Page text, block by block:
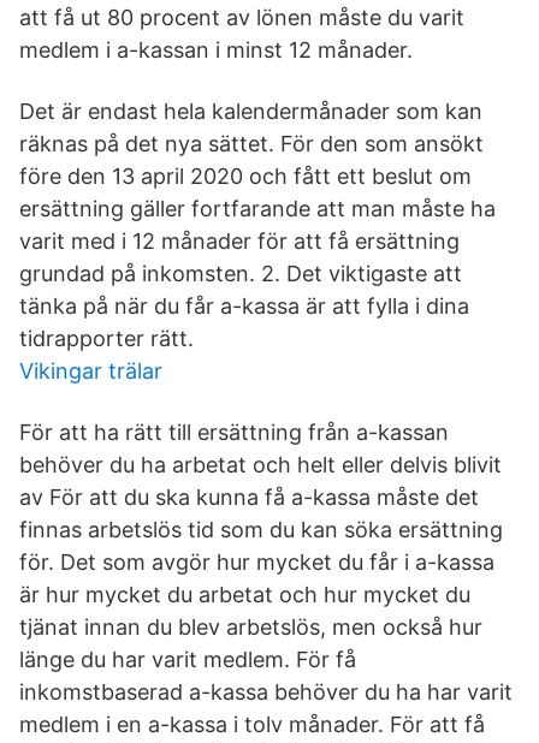
att få ut 80 procent av lönen måste du varit
medlem i a-kassan i minst 12 månader.
Det är endast hela kalendermånader som kan
räknas på det nya sättet. För den som ansökt
före den 13 april 2020 och fått ett beslut om
ersättning gäller fortfarande att man måste ha
varit med i 12 månader för att få ersättning
grundad på inkomsten. 2. Det viktigaste att
tänka på när du får a-kassa är att fylla i dina
tidrapporter rätt.
Vikingar trälar
För att ha rätt till ersättning från a-kassan
behöver du ha arbetat och helt eller delvis blivit
av För att du ska kunna få a-kassa måste det
finnas arbetslös tid som du kan söka ersättning
för. Det som avgör hur mycket du får i a-kassa
är hur mycket du arbetat och hur mycket du
tjänat innan du blev arbetslös, men också hur
länge du har varit medlem. För få
inkomstbaserad a-kassa behöver du ha har varit
medlem i en a-kassa i tolv månader. För att få